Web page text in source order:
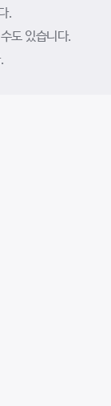
.
도 있습니다.